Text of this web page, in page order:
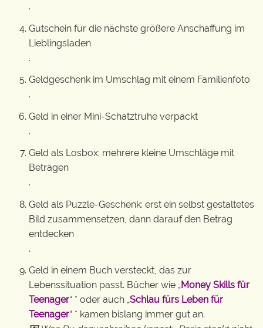
.
Gutschein für die nächste größere Anschaffung im
Lieblingsladen
.
Geldgeschenk im Umschlag mit einem Familienfoto
.
Geld in einer Mini-Schatztruhe verpackt
.
Geld als Losbox: mehrere kleine Umschläge mit
Beträgen
.
Geld als Puzzle-Geschenk: erst ein selbst gestaltetes
Bild zusammensetzen, dann darauf den Betrag
entdecken
.
Geld in einem Buch versteckt, das zur
Lebenssituation passt. Bücher wie „Money Skills für
Teenager“ * oder auch „Schlau fürs Leben für
Teenager“ * kamen bislang immer gut an.